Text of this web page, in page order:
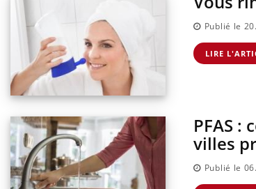
Publié le
LIRE
PFAS
villes
Publié le
sur la maladie d'un proche c'est